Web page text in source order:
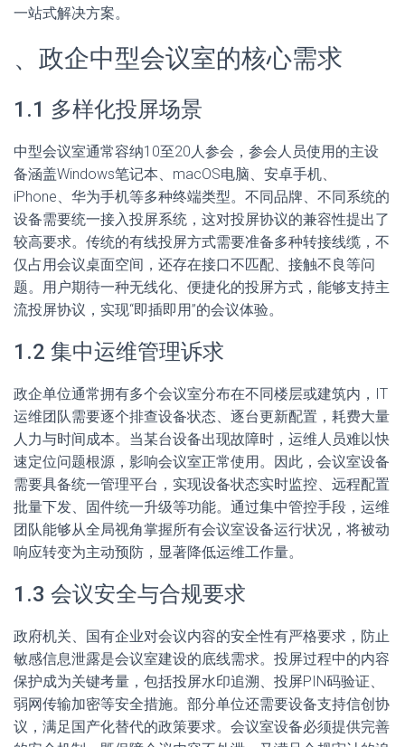
一站式解决方案。
、政企中型会议室的核心需求
1.1 多样化投屏场景
中型会议室通常容纳10至20人参会，参会人员使用的主设
备涵盖Windows笔记本、macOS电脑、安卓手机、
iPhone、华为手机等多种终端类型。不同品牌、不同系统的
设备需要统一接入投屏系统，这对投屏协议的兼容性提出了
较高要求。传统的有线投屏方式需要准备多种转接线缆，不
仅占用会议桌面空间，还存在接口不匹配、接触不良等问
题。用户期待一种无线化、便捷化的投屏方式，能够支持主
流投屏协议，实现“即插即用”的会议体验。
1.2 集中运维管理诉求
政企单位通常拥有多个会议室分布在不同楼层或建筑内，IT
运维团队需要逐个排查设备状态、逐台更新配置，耗费大量
人力与时间成本。当某台设备出现故障时，运维人员难以快
速定位问题根源，影响会议室正常使用。因此，会议室设备
需要具备统一管理平台，实现设备状态实时监控、远程配置
批量下发、固件统一升级等功能。通过集中管控手段，运维
团队能够从全局视角掌握所有会议室设备运行状况，将被动
响应转变为主动预防，显著降低运维工作量。
1.3 会议安全与合规要求
政府机关、国有企业对会议内容的安全性有严格要求，防止
敏感信息泄露是会议室建设的底线需求。投屏过程中的内容
保护成为关键考量，包括投屏水印追溯、投屏PIN码验证、
弱网传输加密等安全措施。部分单位还需要设备支持信创协
议，满足国产化替代的政策要求。会议室设备必须提供完善